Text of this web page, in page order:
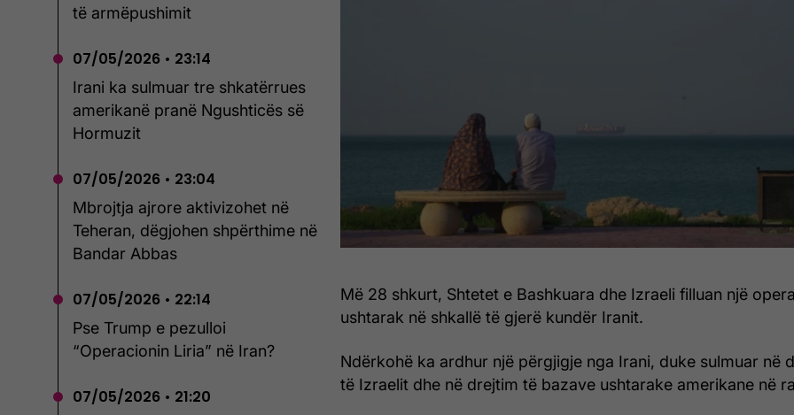
të armëpushimit
07/05/2026 • 23:14
Irani ka sulmuar tre shkatërrues
amerikanë pranë Ngushticës së
Hormuzit
07/05/2026 • 23:04
Mbrojtja ajrore aktivizohet në
Teheran, dëgjohen shpërthime në
Bandar Abbas
07/05/2026 • 22:14
Pse Trump e pezulloi
“Operacionin Liria” në Iran?
07/05/2026 • 21:20
Më 28 shkurt, Shtetet e Bashkuara dhe Izraeli filluan një
ushtarak në shkallë të gjerë kundër Iranit.
Ndërkohë ka ardhur një përgjigje nga Irani, duke sulmuar në
të Izraelit dhe në drejtim të bazave ushtarake amerikane në